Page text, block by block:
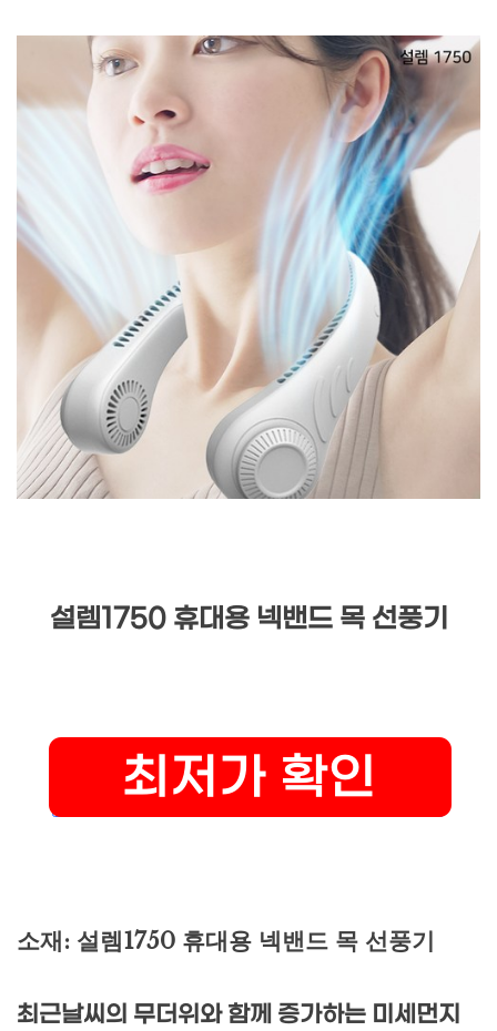
설렘1750 휴대용 넥밴드 목 선풍기
소재: 설렘1750 휴대용 넥밴드 목 선풍기
최근날씨의 무더위와 함께 증가하는 미세먼지